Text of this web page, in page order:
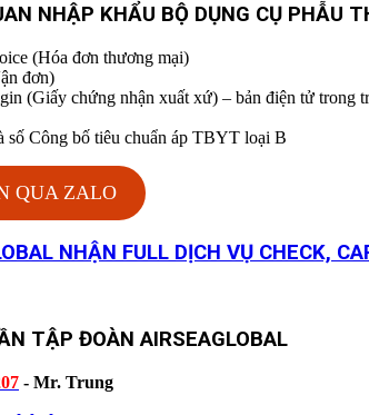
NHẬP KHẨU BỘ DỤNG CỤ PHẪU
(Hóa đơn thương mại)
đơn)
(Giấy chứng nhận xuất xứ) – bản điện tử trong
số Công bố tiêu chuẩn áp TBYT loại B
QUA ZALO
NHẬN FULL DỊCH VỤ CHECK,
TẬP ĐOÀN AIRSEAGLOBAL
- Mr. Trung